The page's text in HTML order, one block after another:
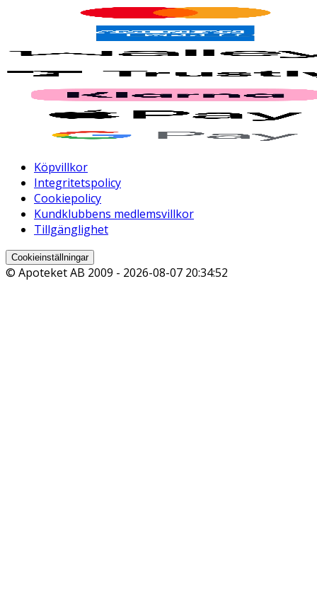
Köpvillkor
Integritetspolicy
Cookiepolicy
Kundklubbens medlemsvillkor
Tillgänglighet
Cookieinställningar
© Apoteket AB 2009 - 2026-08-07 20:34:52